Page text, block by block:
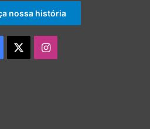
nossa história
Instagram